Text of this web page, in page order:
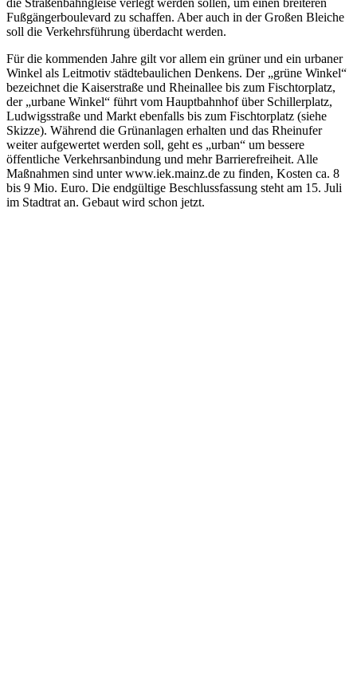
die Straßenbahngleise verlegt werden sollen, um einen breiteren
Fußgängerboulevard zu schaffen. Aber auch in der Großen Bleiche
soll die Verkehrsführung überdacht werden.
Für die kommenden Jahre gilt vor allem ein grüner und ein urbaner
Winkel als Leitmotiv städtebaulichen Denkens. Der „grüne Winkel“
bezeichnet die Kaiserstraße und Rheinallee bis zum Fischtorplatz,
der „urbane Winkel“ führt vom Hauptbahnhof über Schillerplatz,
Ludwigsstraße und Markt ebenfalls bis zum Fischtorplatz (siehe
Skizze). Während die Grünanlagen erhalten und das Rheinufer
weiter aufgewertet werden soll, geht es „urban“ um bessere
öffentliche Verkehrsanbindung und mehr Barrierefreiheit. Alle
Maßnahmen sind unter www.iek.mainz.de zu finden, Kosten ca. 8
bis 9 Mio. Euro. Die endgültige Beschlussfassung steht am 15. Juli
im Stadtrat an. Gebaut wird schon jetzt.